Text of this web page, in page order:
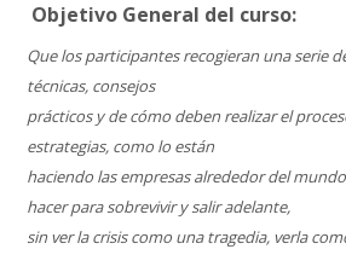
Objetivo General del curso:
Que los participantes recogieran una serie
técnicas, consejos
prácticos y de cómo deben realizar el
estrategias, como lo están
haciendo las empresas alrededor del
hacer para sobrevivir y salir adelante,
sin ver la crisis como una tragedia, verla